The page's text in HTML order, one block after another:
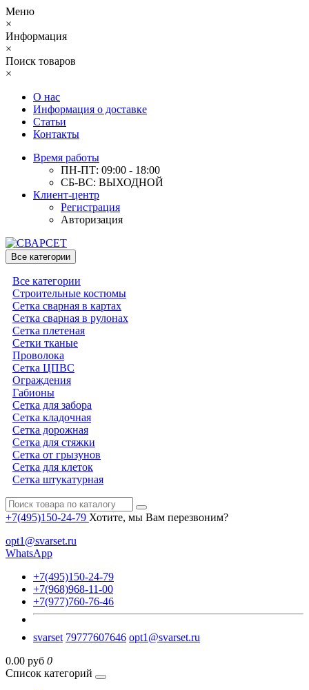
Меню
×
Информация
×
Поиск товаров
×
О нас
Информация о доставке
Статьи
Контакты
Время работы
ПН-ПТ: 09:00 - 18:00
СБ-ВС: ВЫХОДНОЙ
Клиент-центр
Регистрация
Авторизация
Все категории
Все категории
Строительные костюмы
Сетка сварная в картах
Сетка сварная в рулонах
Сетка плетеная
Сетки тканые
Проволока
Сетка ЦПВС
Ограждения
Габионы
Сетка для забора
Сетка кладочная
Сетка дорожная
Сетка для стяжки
Сетка от грызунов
Сетка для клеток
Сетка штукатурная
+7(495)150-24-79 Хотите, мы Вам перезвоним?
opt1@svarset.ru
WhatsApp
+7(495)150-24-79
+7(968)968-11-00
+7(977)760-76-46
svarset 79777607646 opt1@svarset.ru
0.00 руб 0
Список категорий